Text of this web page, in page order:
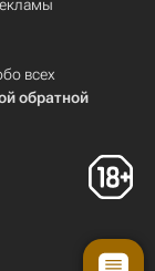
всех
обратной